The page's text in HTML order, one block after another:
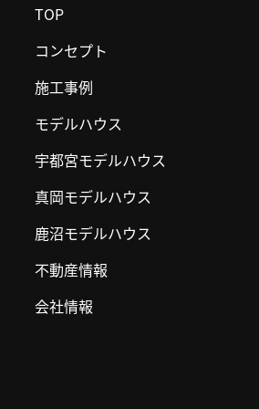
TOP
コンセプト
施工事例
モデルハウス
宇都宮モデルハウス
真岡モデルハウス
鹿沼モデルハウス
不動産情報
会社情報